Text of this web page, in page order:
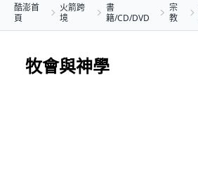
酷澎首
頁
火箭跨
境
書
籍/CD/DVD
宗
教
牧會與神學